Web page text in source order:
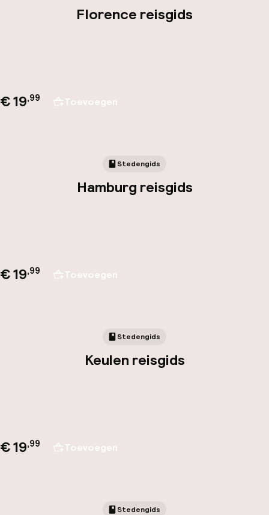
Florence reisgids
€ 19,99 Toevoegen
Stedengids
Hamburg reisgids
€ 19,99 Toevoegen
Stedengids
Keulen reisgids
€ 19,99 Toevoegen
Stedengids